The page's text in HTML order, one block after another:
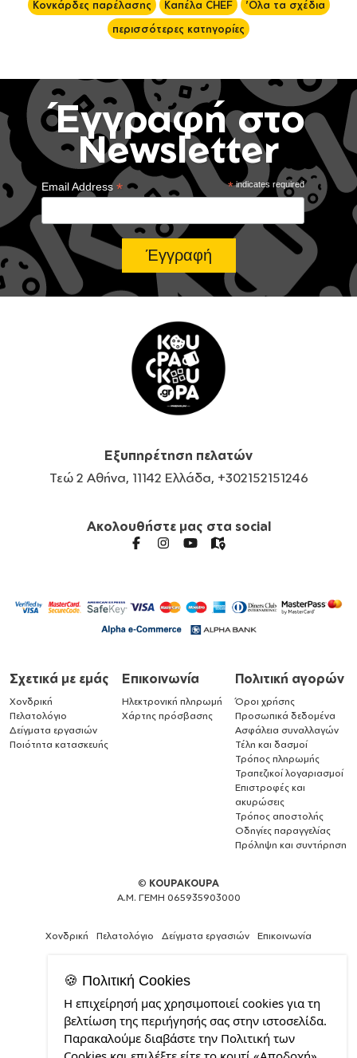
Κονκάρδες παρέλασης
Καπέλα CHEF
'Ολα τα σχέδια
περισσότερες κατηγορίες
Έγγραφή στο
Newsletter
*indicates required
Email Address*
Εξυπηρέτηση πελατών
Τεώ 2 Αθήνα, 11142 Ελλάδα, +302152151246
Ακολουθήστε μας στα social
Σχετικά με εμάς
Χονδρική
Πελατολόγιο
Δείγματα εργασιών
Ποιότητα κατασκευής
Επικοινωνία
Ηλεκτρονική πληρωμή
Χάρτης πρόσβασης
Πολιτική αγορών
Όροι χρήσης
Προσωπικά δεδομένα
Ασφάλεια συναλλαγών
Τέλη και δασμοί
Τρόπος πληρωμής
Τραπεζικοί λογαριασμοί
Επιστροφές και
ακυρώσεις
Τρόπος αποστολής
Οδηγίες παραγγελίας
Πρόληψη και συντήρηση
© KOUPAKOUPA
Α.Μ. ΓΕΜΗ 065935903000
Χονδρική Πελατολόγιο Δείγματα εργασιών Επικοινωνία
Expert
Web
Development
🍪 Πολιτική Cookies
Η επιχείρησή μας χρησιμοποιεί cookies για τη
βελτίωση της περιήγησής σας στην ιστοσελίδα.
Παρακαλούμε διαβάστε την Πολιτική των